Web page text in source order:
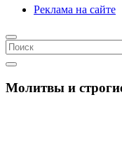
Реклама на сайте
Молитвы и